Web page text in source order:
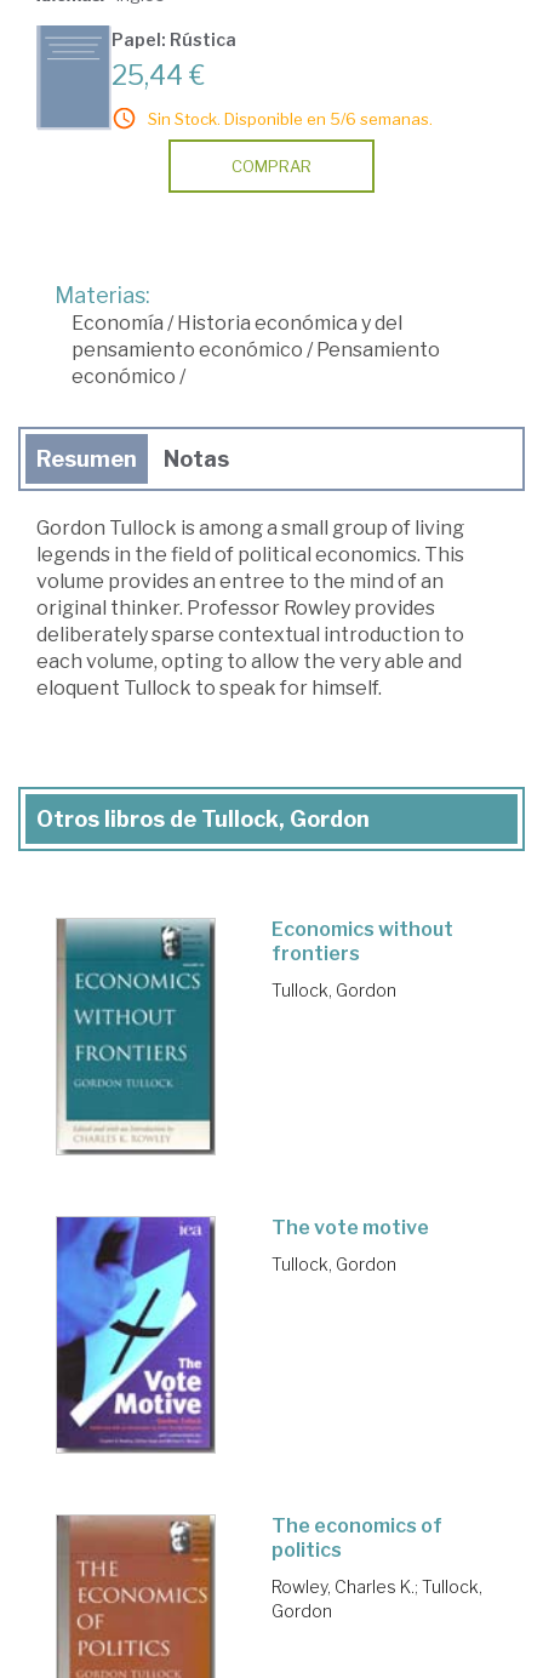
Papel: Rústica
25,44 €
Sin Stock. Disponible en 5/6 semanas.
COMPRAR
Materias:
Economía /Historia económica y del
pensamiento económico /Pensamiento
económico /
Resumen Notas
Gordon Tullock is among a small group of living
legends in the field of political economics. This
volume provides an entree to the mind of an
original thinker. Professor Rowley provides
deliberately sparse contextual introduction to
each volume, opting to allow the very able and
eloquent Tullock to speak for himself.
Otros libros de Tullock, Gordon
Economics without
frontiers
Tullock, Gordon
The vote motive
Tullock, Gordon
The economics of
politics
Rowley, Charles K.; Tullock,
Gordon